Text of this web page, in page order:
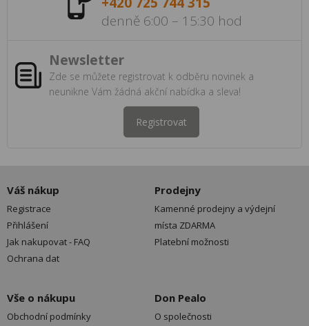
denně 6:00 – 15:30 hod
Newsletter
Zde se můžete registrovat k odběru novinek a
neunikne Vám žádná akční nabídka a sleva!
Registrovat
Váš nákup
Registrace
Přihlášení
Jak nakupovat - FAQ
Ochrana dat
Prodejny
Kamenné prodejny a výdejní
místa ZDARMA
Platební možnosti
Vše o nákupu
Obchodní podmínky
Don Pealo
O společnosti